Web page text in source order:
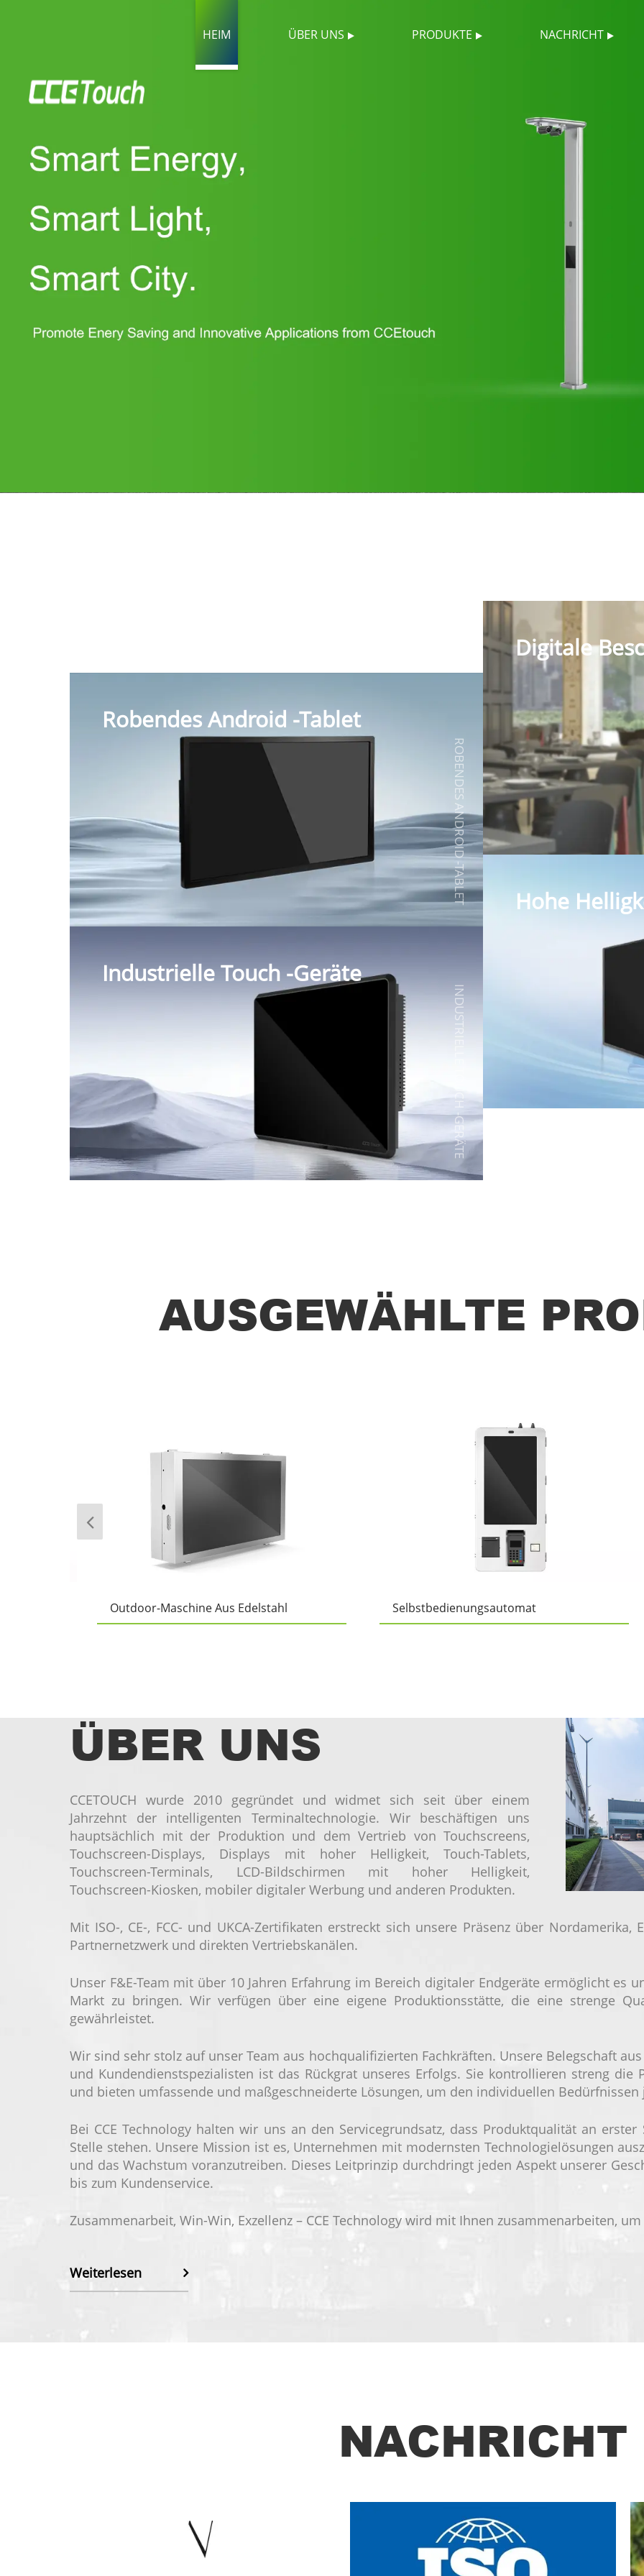
HEIM ÜBER UNS PRODUKTE NACHRICHT
Robendes Android -Tablet
ROBENDES ANDROID -TABLET
Digitale
Industrielle Touch -Geräte
INDUSTRIELLE TOUCH -GERÄTE
Hohe
AUSGEWÄHLTE
Outdoor-Maschine Aus Edelstahl Selbstbedienungsautomat
ÜBER UNS
CCETOUCH wurde 2010 gegründet und widmet sich seit über einem
Jahrzehnt der intelligenten Terminaltechnologie. Wir beschäftigen uns
hauptsächlich mit der Produktion und dem Vertrieb von Touchscreens,
Touchscreen-Displays, Displays mit hoher Helligkeit, Touch-Tablets,
Touchscreen-Terminals, LCD-Bildschirmen mit hoher Helligkeit,
Touchscreen-Kiosken, mobiler digitaler Werbung und anderen Produkten.
Mit ISO-, CE-, FCC- und UKCA-Zertifikaten erstreckt sich unsere Präsenz über
Partnernetzwerk und direkten Vertriebskanälen.
Unser F&E-Team mit über 10 Jahren Erfahrung im Bereich digitaler Endgeräte ermöglicht es
Markt zu bringen. Wir verfügen über eine eigene Produktionsstätte, die eine strenge
gewährleistet.
Wir sind sehr stolz auf unser Team aus hochqualifizierten Fachkräften. Unsere Belegschaft
und Kundendienstspezialisten ist das Rückgrat unseres Erfolgs. Sie kontrollieren streng die
und bieten umfassende und maßgeschneiderte Lösungen, um den individuellen Bedürfnissen
Bei CCE Technology halten wir uns an den Servicegrundsatz, dass Produktqualität an
Stelle stehen. Unsere Mission ist es, Unternehmen mit modernsten Technologielösungen
und das Wachstum voranzutreiben. Dieses Leitprinzip durchdringt jeden Aspekt unserer
bis zum Kundenservice.
Zusammenarbeit, Win-Win, Exzellenz – CCE Technology wird mit Ihnen zusammenarbeiten,
Weiterlesen
NACHRICHT